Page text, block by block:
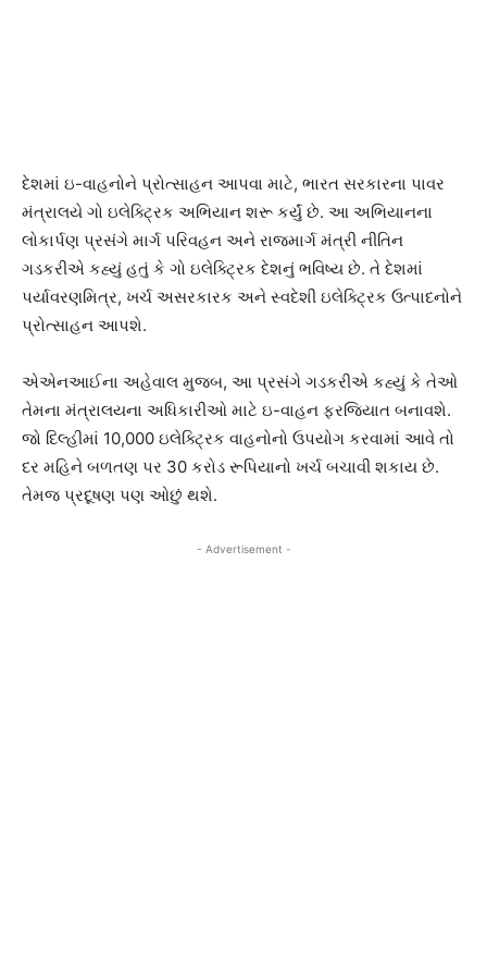
દેશમાં ઇ-વાહનોને પ્રોત્સાહન આપવા માટે, ભારત સરકારના પાવર
મંત્રાલયે ગો ઇલેક્ટ્રિક અભિયાન શરૂ કર્યું છે. આ અભિયાનના
લોકાર્પણ પ્રસંગે માર્ગ પરિવહન અને રાજમાર્ગ મંત્રી નીતિન
ગડકરીએ કહ્યું હતું કે ગો ઇલેક્ટ્રિક દેશનું ભવિષ્ય છે. તે દેશમાં
પર્યાવરણમિત્ર, ખર્ચ અસરકારક અને સ્વદેશી ઇલેક્ટ્રિક ઉત્પાદનોને
પ્રોત્સાહન આપશે.
એએનઆઈના અહેવાલ મુજબ, આ પ્રસંગે ગડકરીએ કહ્યું કે તેઓ
તેમના મંત્રાલયના અધિકારીઓ માટે ઇ-વાહન ફરજિયાત બનાવશે.
જો દિલ્હીમાં 10,000 ઇલેક્ટ્રિક વાહનોનો ઉપયોગ કરવામાં આવે તો
દર મહિને બળતણ પર 30 કરોડ રૂપિયાનો ખર્ચ બચાવી શકાય છે.
તેમજ પ્રદૂષણ પણ ઓછું થશે.
- Advertisement -